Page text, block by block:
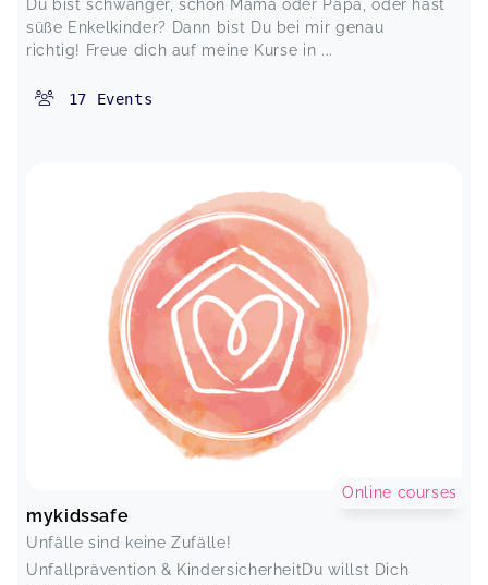
Du bist schwanger, schon Mama oder Papa, oder hast
süße Enkelkinder? Dann bist Du bei mir genau
richtig! Freue dich auf meine Kurse in ...
17 Events
mykidssafe
Unfälle sind keine Zufälle!
Unfallprävention & KindersicherheitDu willst Dich
Online courses